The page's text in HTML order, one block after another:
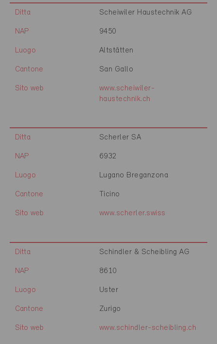
Ditta Scheiwiler Haustechnik AG
NAP 9450
Luogo Altstätten
Cantone San Gallo
Sito web
www.scheiwiler-
haustechnik.ch
Ditta Scherler SA
NAP 6932
Luogo Lugano Breganzona
Cantone Ticino
Sito web www.scherler.swiss
Ditta Schindler & Scheibling AG
NAP 8610
Luogo Uster
Cantone Zurigo
Sito web www.schindler-scheibling.ch